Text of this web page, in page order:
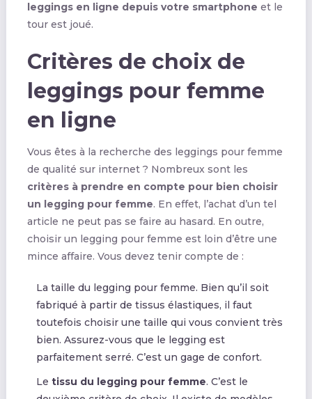
leggings en ligne depuis votre smartphone et le
tour est joué.
Critères de choix de
leggings pour femme
en ligne
Vous êtes à la recherche des leggings pour femme
de qualité sur internet ? Nombreux sont les
critères à prendre en compte pour bien choisir
un legging pour femme. En effet, l’achat d’un tel
article ne peut pas se faire au hasard. En outre,
choisir un legging pour femme est loin d’être une
mince affaire. Vous devez tenir compte de :
La taille du legging pour femme. Bien qu’il soit
fabriqué à partir de tissus élastiques, il faut
toutefois choisir une taille qui vous convient très
bien. Assurez-vous que le legging est
parfaitement serré. C’est un gage de confort.
Le tissu du legging pour femme. C’est le